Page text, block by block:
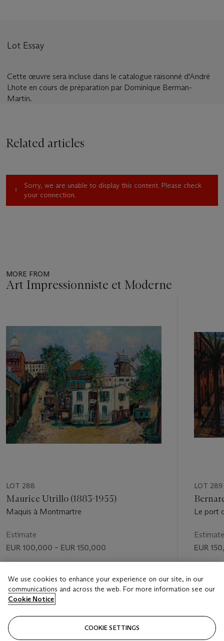
Lot Essay
Cette œuvre sera incluse dans le catalogue raisonné d'André
Lhote en cours de préparation par Dominique Berman-
Martin.
Related articles
Sorry, we are unable to display this content. Please check
your connection.
MORE FROM
Art Impressionniste et Moderne
of
LOT 288
Maurice Utrillo (1883-1955)
Maquis à Montmartre
Estimate
EUR 100,000 – EUR 150,000
EUR 125,000
LOT 289
Le port
Estimate
EUR
EUR
We use cookies to enhance your experience on our site, in our
communications and across the web. For more information see our
Cookie Notice
COOKIE SETTINGS